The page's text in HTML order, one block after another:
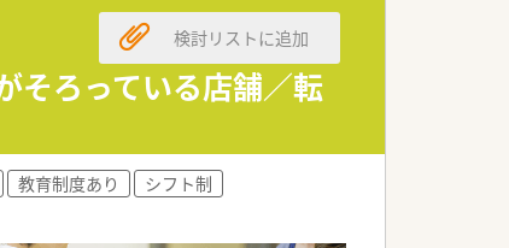
には充実の住宅補助制度が適用さ
々な休暇制度の用意あり、家族
そろっている店舗／転
検討リストに追加
教育制度あり
シフト制